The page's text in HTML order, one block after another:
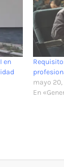
en
mayo 20,
En